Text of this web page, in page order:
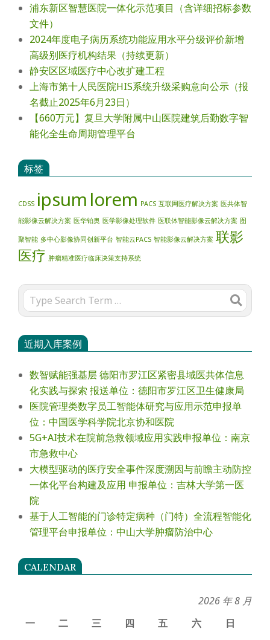
浦东新区智慧医院一体化示范项目（含详细招标参数
文件）
2024年度电⼦病历系统功能应⽤⽔平分级评价新增
⾼级别医疗机构结果（持续更新）
静安区区域医疗中心改扩建工程
上海市第十人民医院HIS系统升级采购意向公示（报
名截止2025年6月23日）
【660万元】复旦大学附属中山医院建筑后勤数字智
能化全生命周期管理平台
标签
CDSS ipsum lorem PACS 互联网医疗解决方案 医共体智
能影像云解决方案 医华铂奥 医学影像处理软件 医联体智能影像云解决方案 图
聚智能 多中心影像协同创新平台 智能云PACS 智能影像云解决方案 联影
医疗 肿瘤精准医疗临床决策支持系统
Search
近期入库案例
数智赋能强基层 德阳市罗江区紧密县域医共体信息
化实践与探索 报送单位：德阳市罗江区卫生健康局
医院管理类数字员工智能体研究与应用示范申报单
位：中国医学科学院北京协和医院
5G+AI技术在院前急救领域应用实践申报单位：南京
市急救中心
大模型驱动的医疗安全事件深度溯因与前瞻主动防控
一体化平台构建及应用 申报单位：吉林大学第一医
院
基于人工智能的门诊特定病种（门特）全流程智能化
管理平台申报单位：中山大学肿瘤防治中心
CALENDAR
2026 年 8 月
一
二 三 四 五 六
日